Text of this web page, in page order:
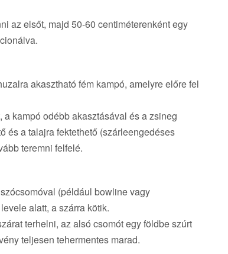
az elsőt, majd 50-60 centiméterenként egy
akasztható fém kampó, amelyre előre fel
kampó odébb akasztásával és a zsineg
és a talajra fektethető (szárleengedéses
teremni felfelé.
(például bowline vagy
alatt, a szárra kötik.
terhelni, az alsó csomót egy földbe szúrt
teljesen tehermentes marad.